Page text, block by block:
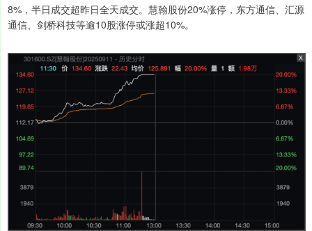
8%，半日成交超昨日全天成交。慧翰股份20%涨停，东方通信、汇源
通信、剑桥科技等逾10股涨停或涨超10%。